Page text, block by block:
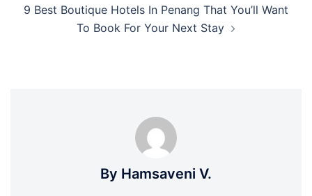
9 Best Boutique Hotels In Penang That You’ll Want
To Book For Your Next Stay
By Hamsaveni V.